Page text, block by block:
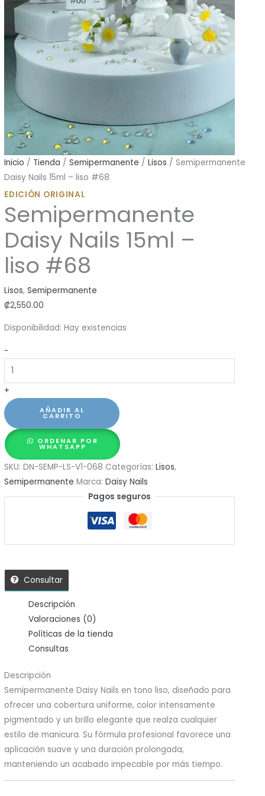
Inicio / Tienda /Semipermanente /Lisos / Semipermanente
Daisy Nails 15ml – liso #68
EDICIÓN ORIGINAL
Semipermanente
Daisy Nails 15ml –
liso #68
Lisos,Semipermanente
₡2,550.00
Disponibilidad: Hay existencias
-
Daisy
Nails
15ml
liso
#68
cantidad
+
AÑADIR AL
CARRITO
ORDENAR POR
WHATSAPP
SKU:DN-SEMP-LS-V1-068 Categorías:Lisos,
Semipermanente Marca:Daisy Nails
Pagos seguros
Consultar
Descripción
Valoraciones (0)
Políticas de la tienda
Consultas
Descripción
Semipermanente Daisy Nails en tono liso, diseñado para
ofrecer una cobertura uniforme, color intensamente
pigmentado y un brillo elegante que realza cualquier
estilo de manicura. Su fórmula profesional favorece una
aplicación suave y una duración prolongada,
manteniendo un acabado impecable por más tiempo.